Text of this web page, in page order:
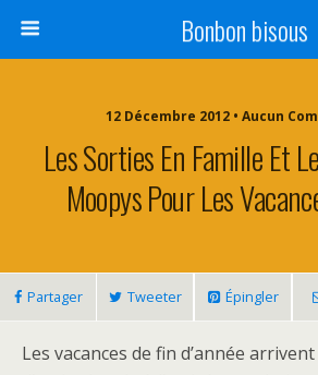
Bonbon bisous
12 Décembre 2012 • Aucun
Les Sorties En Famille Et
Moopys Pour Les
Partager Tweeter Épingler
Les vacances de fin d’année